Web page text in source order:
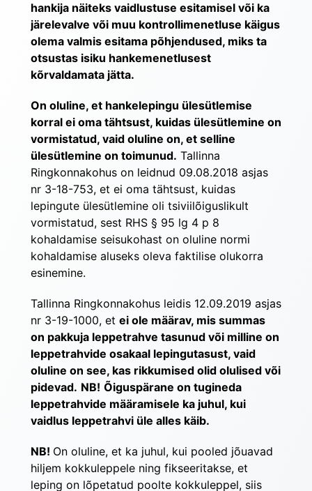
hankija näiteks vaidlustuse esitamisel või ka
järelevalve või muu kontrollimenetluse käigus
olema valmis esitama põhjendused, miks ta
otsustas isiku hankemenetlusest
kõrvaldamata jätta.
On oluline, et hankelepingu ülesütlemise
korral ei oma tähtsust, kuidas ülesütlemine on
vormistatud, vaid oluline on, et selline
ülesütlemine on toimunud. Tallinna
Ringkonnakohus on leidnud 09.08.2018 asjas
nr 3-18-753, et ei oma tähtsust, kuidas
lepingute ülesütlemine oli tsiviilõiguslikult
vormistatud, sest RHS § 95 lg 4 p ​​​​​​​8
kohaldamise seisukohast on oluline normi
kohaldamise aluseks oleva faktilise olukorra
esinemine.
Tallinna Ringkonnakohus leidis 12.09.2019 asjas
nr 3-19-1000, et ei ole määrav, mis summas
on pakkuja leppetrahve tasunud või milline on
leppetrahvide osakaal lepingutasust, vaid
oluline on see, kas rikkumised olid olulised või
pidevad. NB! Õiguspärane on tugineda
leppetrahvide määramisele ka juhul, kui
vaidlus leppetrahvi üle alles käib.
NB! On oluline, et ka juhul, kui pooled jõuavad
hiljem kokkuleppele ning fikseeritakse, et
leping on lõpetatud poolte kokkuleppel, siis